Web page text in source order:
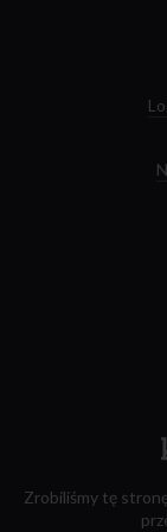
Zrobiliśmy tę